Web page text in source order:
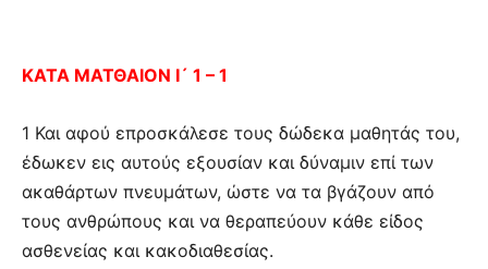
ΚΑΤΑ ΜΑΤΘΑΙΟΝ Ι´ 1 – 1
1 Και αφού επροσκάλεσε τους δώδεκα μαθητάς του,
έδωκεν εις αυτούς εξουσίαν και δύναμιν επί των
ακαθάρτων πνευμάτων, ώστε να τα βγάζουν από
τους ανθρώπους και να θεραπεύουν κάθε είδος
ασθενείας και κακοδιαθεσίας.